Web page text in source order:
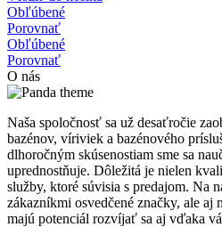
Obľúbené
Porovnať
Obľúbené
Porovnať
O nás
Naša spoločnosť sa už desaťročie
bazénov, víriviek a bazénového
dlhoročným skúsenostiam sme sa
uprednostňuje. Dôležitá je nielen
služby, ktoré súvisia s predajom. Na
zákazníkmi osvedčené značky, ale aj
majú potenciál rozvíjať sa aj vďaka